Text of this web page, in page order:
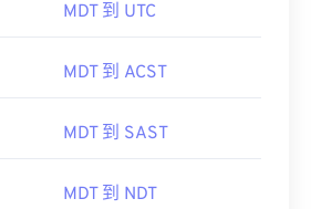
MDT 到 UTC
MDT 到 ACST
MDT 到 SAST
MDT 到 NDT